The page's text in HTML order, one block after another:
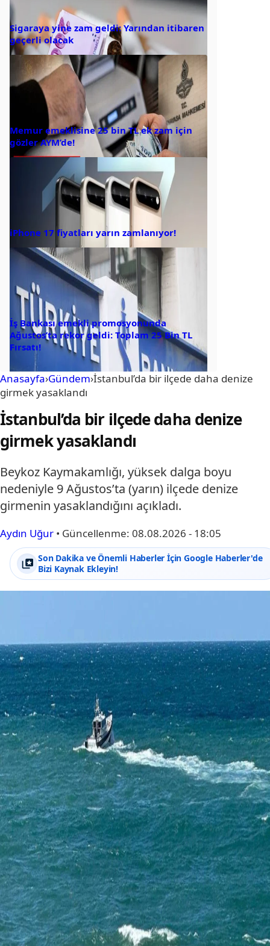
Sigaraya yine zam geldi: Yarından itibaren
geçerli olacak
Memur emeklisine 25 bin TL ek zam için
gözler AYM’de!
iPhone 17 fiyatları yarın zamlanıyor!
İş Bankası emekli promosyonunda
Ağustos’ta rekor geldi: Toplam 25 Bin TL
Fırsatı!
Anasayfa›Gündem›İstanbul’da bir ilçede daha denize
girmek yasaklandı
İstanbul’da bir ilçede daha denize
girmek yasaklandı
Beykoz Kaymakamlığı, yüksek dalga boyu
nedeniyle 9 Ağustos’ta (yarın) ilçede denize
girmenin yasaklandığını açıkladı.
Aydın Uğur • Güncellenme: 08.08.2026 - 18:05
Son Dakika ve Önemli Haberler İçin Google Haberler'de
Bizi Kaynak Ekleyin!